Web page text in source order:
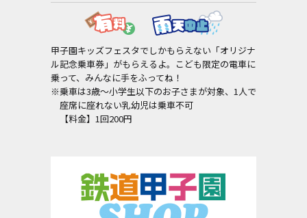
甲子園キッズフェスタでしかもらえない「オリジナ
ル記念乗車券」がもらえるよ。こども限定の電車に
乗って、みんなに手をふってね！
※乗車は3歳～小学生以下のお子さまが対象、 1人で
座席に座れない乳幼児は乗車不可
【料金】1回200円